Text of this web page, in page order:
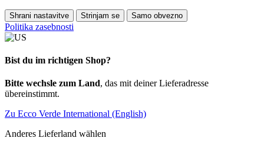
Shrani nastavitve Strinjam se Samo obvezno
Politika zasebnosti
Bist du im richtigen Shop?
Bitte wechsle zum Land, das mit deiner Lieferadresse
übereinstimmt.
Zu Ecco Verde International (English)
Anderes Lieferland wählen